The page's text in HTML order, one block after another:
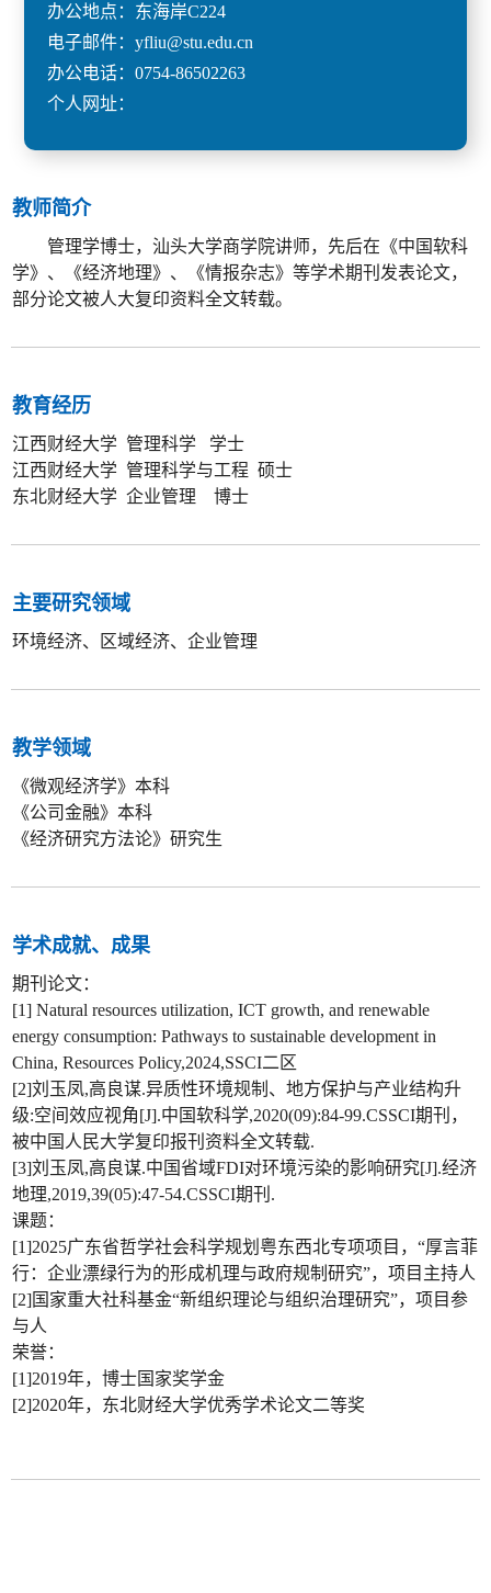
办公地点：东海岸C224
电子邮件：yfliu@stu.edu.cn
办公电话：0754-86502263
个人网址：
教师简介
管理学博士，汕头大学商学院讲师，先后在《中国软科
学》、《经济地理》、《情报杂志》等学术期刊发表论文，
部分论文被人大复印资料全文转载。
教育经历
江西财经大学 管理科学 学士
江西财经大学 管理科学与工程 硕士
东北财经大学 企业管理 博士
主要研究领域
环境经济、区域经济、企业管理
教学领域
《微观经济学》本科
《公司金融》本科
《经济研究方法论》研究生
学术成就、成果
期刊论文：
[1] Natural resources utilization, ICT growth, and renewable
energy consumption: Pathways to sustainable development in
China, Resources Policy,2024,SSCI二区
[2]刘玉凤,高良谋.异质性环境规制、地方保护与产业结构升
级:空间效应视角[J].中国软科学,2020(09):84-99.CSSCI期刊，
被中国人民大学复印报刊资料全文转载.
[3]刘玉凤,高良谋.中国省域FDI对环境污染的影响研究[J].经济
地理,2019,39(05):47-54.CSSCI期刊.
课题：
[1]2025广东省哲学社会科学规划粤东西北专项项目，“厚言菲
行：企业漂绿行为的形成机理与政府规制研究”，项目主持人
[2]国家重大社科基金“新组织理论与组织治理研究”，项目参
与人
荣誉：
[1]2019年，博士国家奖学金
[2]2020年，东北财经大学优秀学术论文二等奖